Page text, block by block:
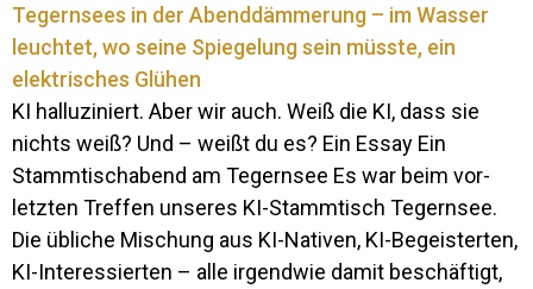
KI hal­lu­zi­niert. Aber wir auch. Weiß die KI, dass sie
nichts weiß? Und – weißt du es? Ein Essay Ein
Stamm­tischa­bend am Te­gernsee Es war beim vor­
letzten Treffen un­seres KI-Stam­m­­tisch Te­gernsee.
Die üb­liche Mi­schung aus KI-Na­­tiven, KI-Be­­geis­­terten,
KI-In­­­ter­es­­sierten – alle ir­gendwie damit be­schäf­tigt,